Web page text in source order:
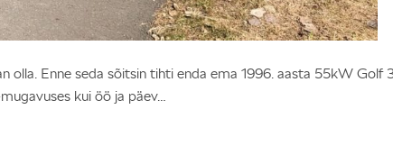
olla. Enne seda sõitsin tihti enda ema 1996. aasta 55kW Golf
kui öö ja päev…